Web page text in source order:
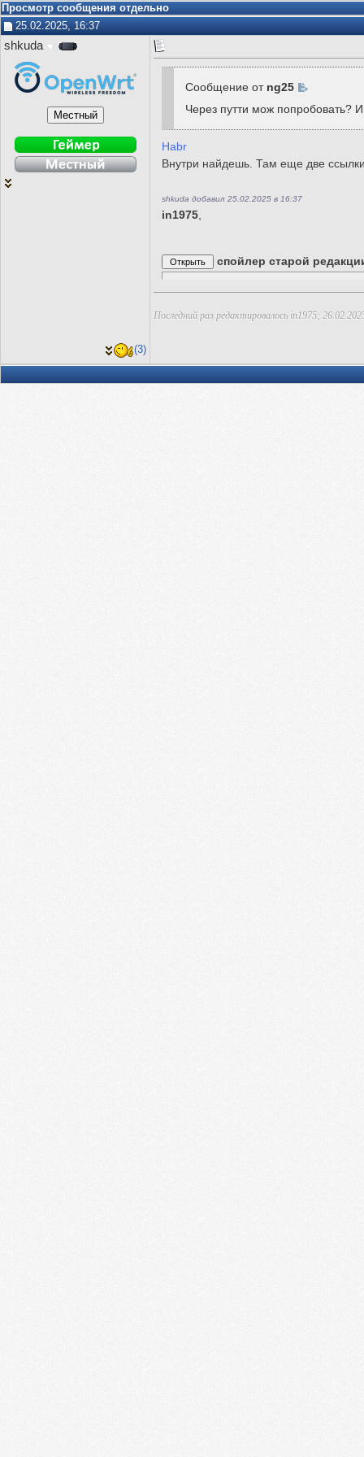
Просмотр сообщения отдельно
25.02.2025, 16:37
shkuda
Сообщение от ng25
Через путти мож попробовать?
Habr
Внутри найдешь. Там еще две
shkuda добавил 25.02.2025 в 16:37
in1975
спойлер старой
Последний раз редактировалось in1975;
(3)